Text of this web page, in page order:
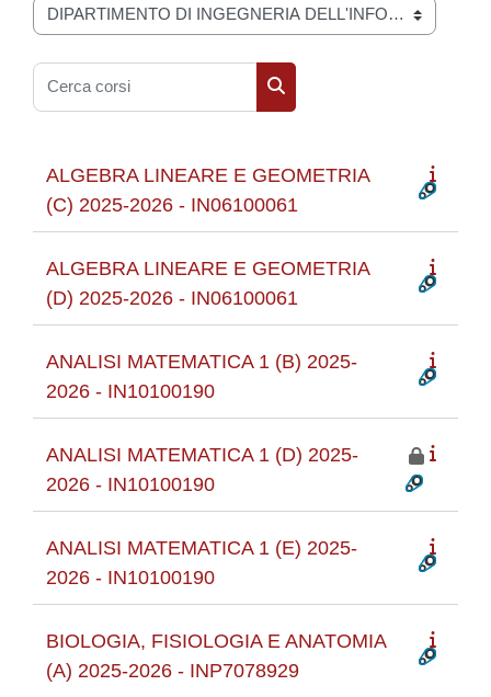
Categorie di corso
Cerca corsi
Cerca corsi
ALGEBRA LINEARE E GEOMETRIA
(C) 2025-2026 - IN06100061
ALGEBRA LINEARE E GEOMETRIA
(D) 2025-2026 - IN06100061
ANALISI MATEMATICA 1 (B) 2025-
2026 - IN10100190
ANALISI MATEMATICA 1 (D) 2025-
2026 - IN10100190
ANALISI MATEMATICA 1 (E) 2025-
2026 - IN10100190
BIOLOGIA, FISIOLOGIA E ANATOMIA
(A) 2025-2026 - INP7078929